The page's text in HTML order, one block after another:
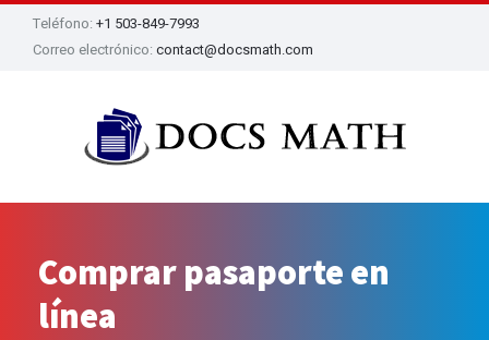
Teléfono: +1 503-849-7993
Correo electrónico: contact@docsmath.com
Comprar pasaporte en
línea